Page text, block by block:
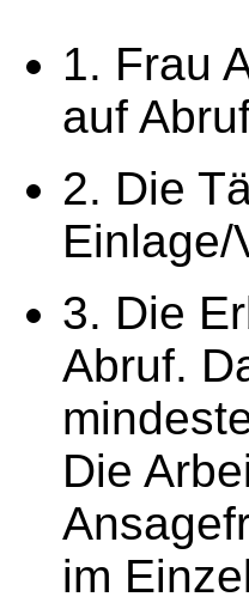
1. Frau
auf
2. Die
Einlage/
3. Die
Abruf.
Die
im